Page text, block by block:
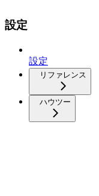
設定
設定
リファレンス
ハウツー